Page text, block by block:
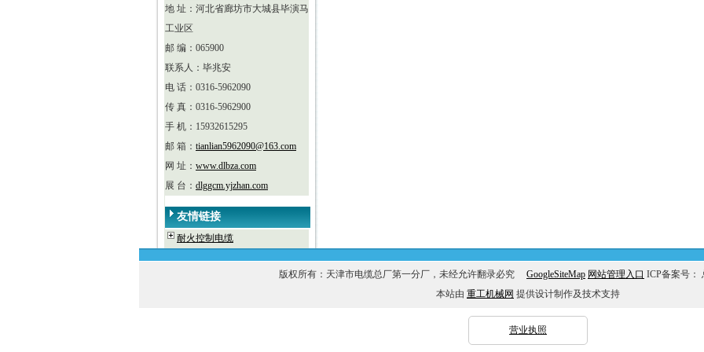
地 址：河北省廊坊市大城县毕演马
工业区
邮 编：065900
联系人：毕兆安
电 话：0316-5962090
传 真：0316-5962900
手 机：15932615295
邮 箱： tianlian5962090@163.com
网 址： www.dlbza.com
展 台： dlggcm.yjzhan.com
友情链接
耐火控制电缆
版权所有：天津市电缆总厂第一分厂，未经允许翻录必究 GoogleSiteMap 网站管理入口 ICP备案号：
本站由 重工机械网 提供设计制作及技术支持
营业执照